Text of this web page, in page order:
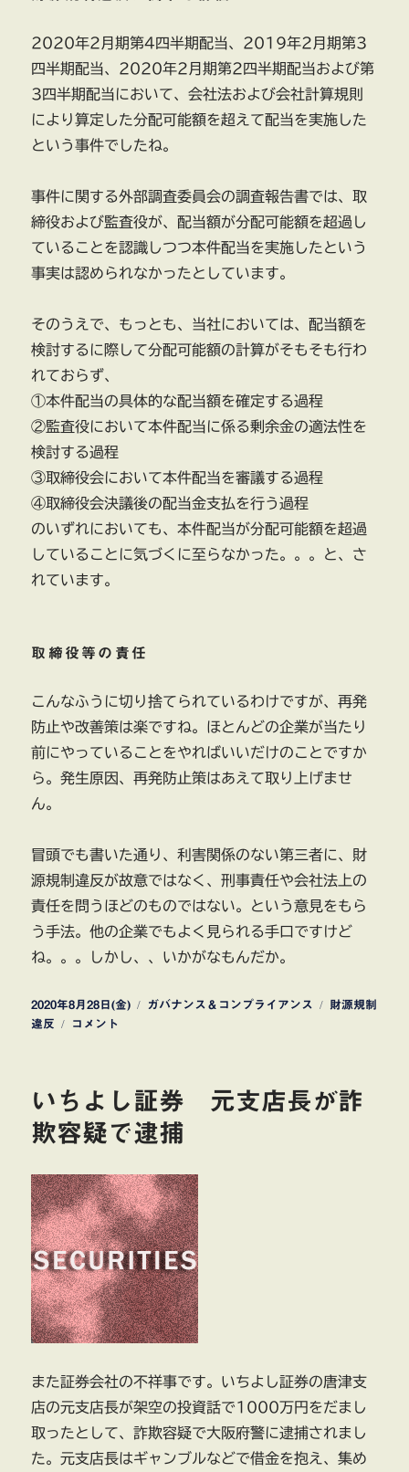
2020年2月期第4四半期配当、2019年2月期第3
四半期配当、2020年2月期第2四半期配当および第
3四半期配当において、会社法および会社計算規則
により算定した分配可能額を超えて配当を実施した
という事件でしたね。
事件に関する外部調査委員会の調査報告書では、取
締役および監査役が、配当額が分配可能額を超過し
ていることを認識しつつ本件配当を実施したという
事実は認められなかったとしています。
そのうえで、もっとも、当社においては、配当額を
検討するに際して分配可能額の計算がそもそも行わ
れておらず、
①本件配当の具体的な配当額を確定する過程
②監査役において本件配当に係る剰余金の適法性を
検討する過程
③取締役会において本件配当を審議する過程
④取締役会決議後の配当金支払を行う過程
のいずれにおいても、本件配当が分配可能額を超過
していることに気づくに至らなかった。。。と、さ
れています。
取締役等の責任
こんなふうに切り捨てられているわけですが、再発
防止や改善策は楽ですね。ほとんどの企業が当たり
前にやっていることをやればいいだけのことですか
ら。発生原因、再発防止策はあえて取り上げませ
ん。
冒頭でも書いた通り、利害関係のない第三者に、財
源規制違反が故意ではなく、刑事責任や会社法上の
責任を問うほどのものではない。という意見をもら
う手法。他の企業でもよく見られる手口ですけど
ね。。。しかし、、いかがなもんだか。
投
稿
2020年8月28日(金)
カ
ガバナンス＆コンプライアンス
タ
財源規制
違反
リ
育
配
当
出
し
過
ぎ
ち
ゃ
っ
た
財
制
違
反
の
コメント
いちよし証券 元支店長が詐
欺容疑で逮捕
また証券会社の不祥事です。いちよし証券の唐津支
店の元支店長が架空の投資話で1000万円をだまし
取ったとして、詐欺容疑で大阪府警に逮捕されまし
た。元支店長はギャンブルなどで借金を抱え、集め